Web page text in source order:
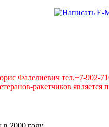
Фалелиевич тел.+7-902-
ракетчиков является